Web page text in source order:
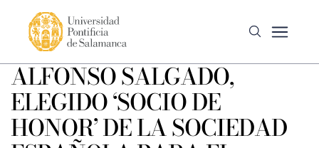
ALFONSO SALGADO,
ELEGIDO ‘SOCIO DE
HONOR’ DE LA SOCIEDAD